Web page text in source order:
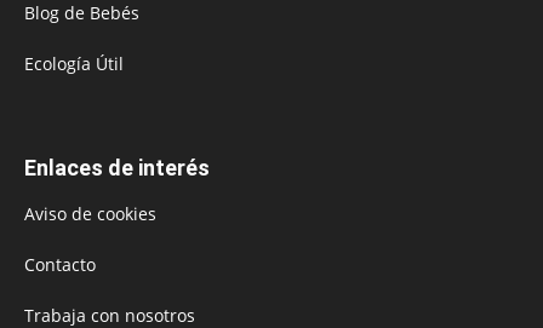
Blog de Bebés
Ecología Útil
Enlaces de interés
Aviso de cookies
Contacto
Trabaja con nosotros